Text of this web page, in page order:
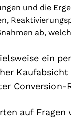
und die
ab,
ein
Conversion-
auf Fragen